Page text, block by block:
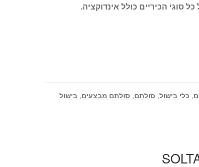
סוגי הכיריים כולל אינדוקציה.
, כלי בישול, סולתם, סולתם מבצעים,בישול